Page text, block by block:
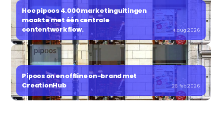
Hoe pipoos 4.000 marketinguitingen
maakte met één centrale
contentworkflow.
4 aug 2026
Pipoos on en offline on-brand met
CreationHub
26 feb 2026